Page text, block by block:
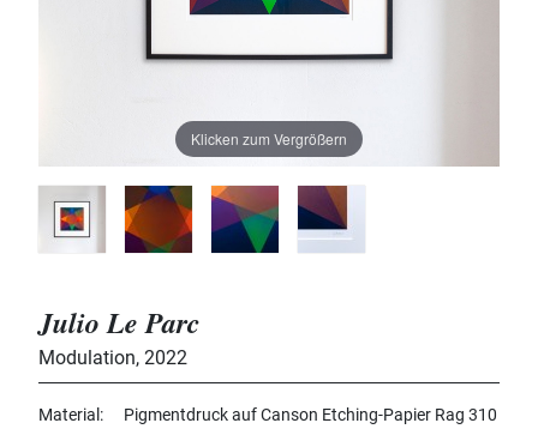
Klicken zum Vergrößern
Julio Le Parc
Modulation, 2022
Material
Pigmentdruck auf Canson Etching-Papier Rag 310